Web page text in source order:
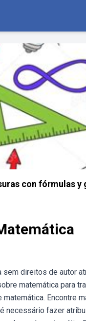
con fórmulas
direitos de autor
matemática para
Encontre
necessário fazer